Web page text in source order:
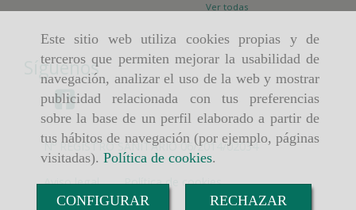
Este sitio web utiliza cookies propias y de
terceros que permiten mejorar la usabilidad de
navegación, analizar el uso de la web y mostrar
publicidad relacionada con tus preferencias
sobre la base de un perfil elaborado a partir de
tus hábitos de navegación (por ejemplo, páginas
visitadas). Política de cookies.
CONFIGURAR RECHAZAR
Ver todas
Síguenos
Nº REGISTRO SANITARIO 06/2014/02034
Aviso legal Política de cookies